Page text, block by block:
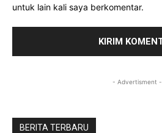
untuk lain kali saya berkomentar.
- Advertisment -
BERITA TERBARU